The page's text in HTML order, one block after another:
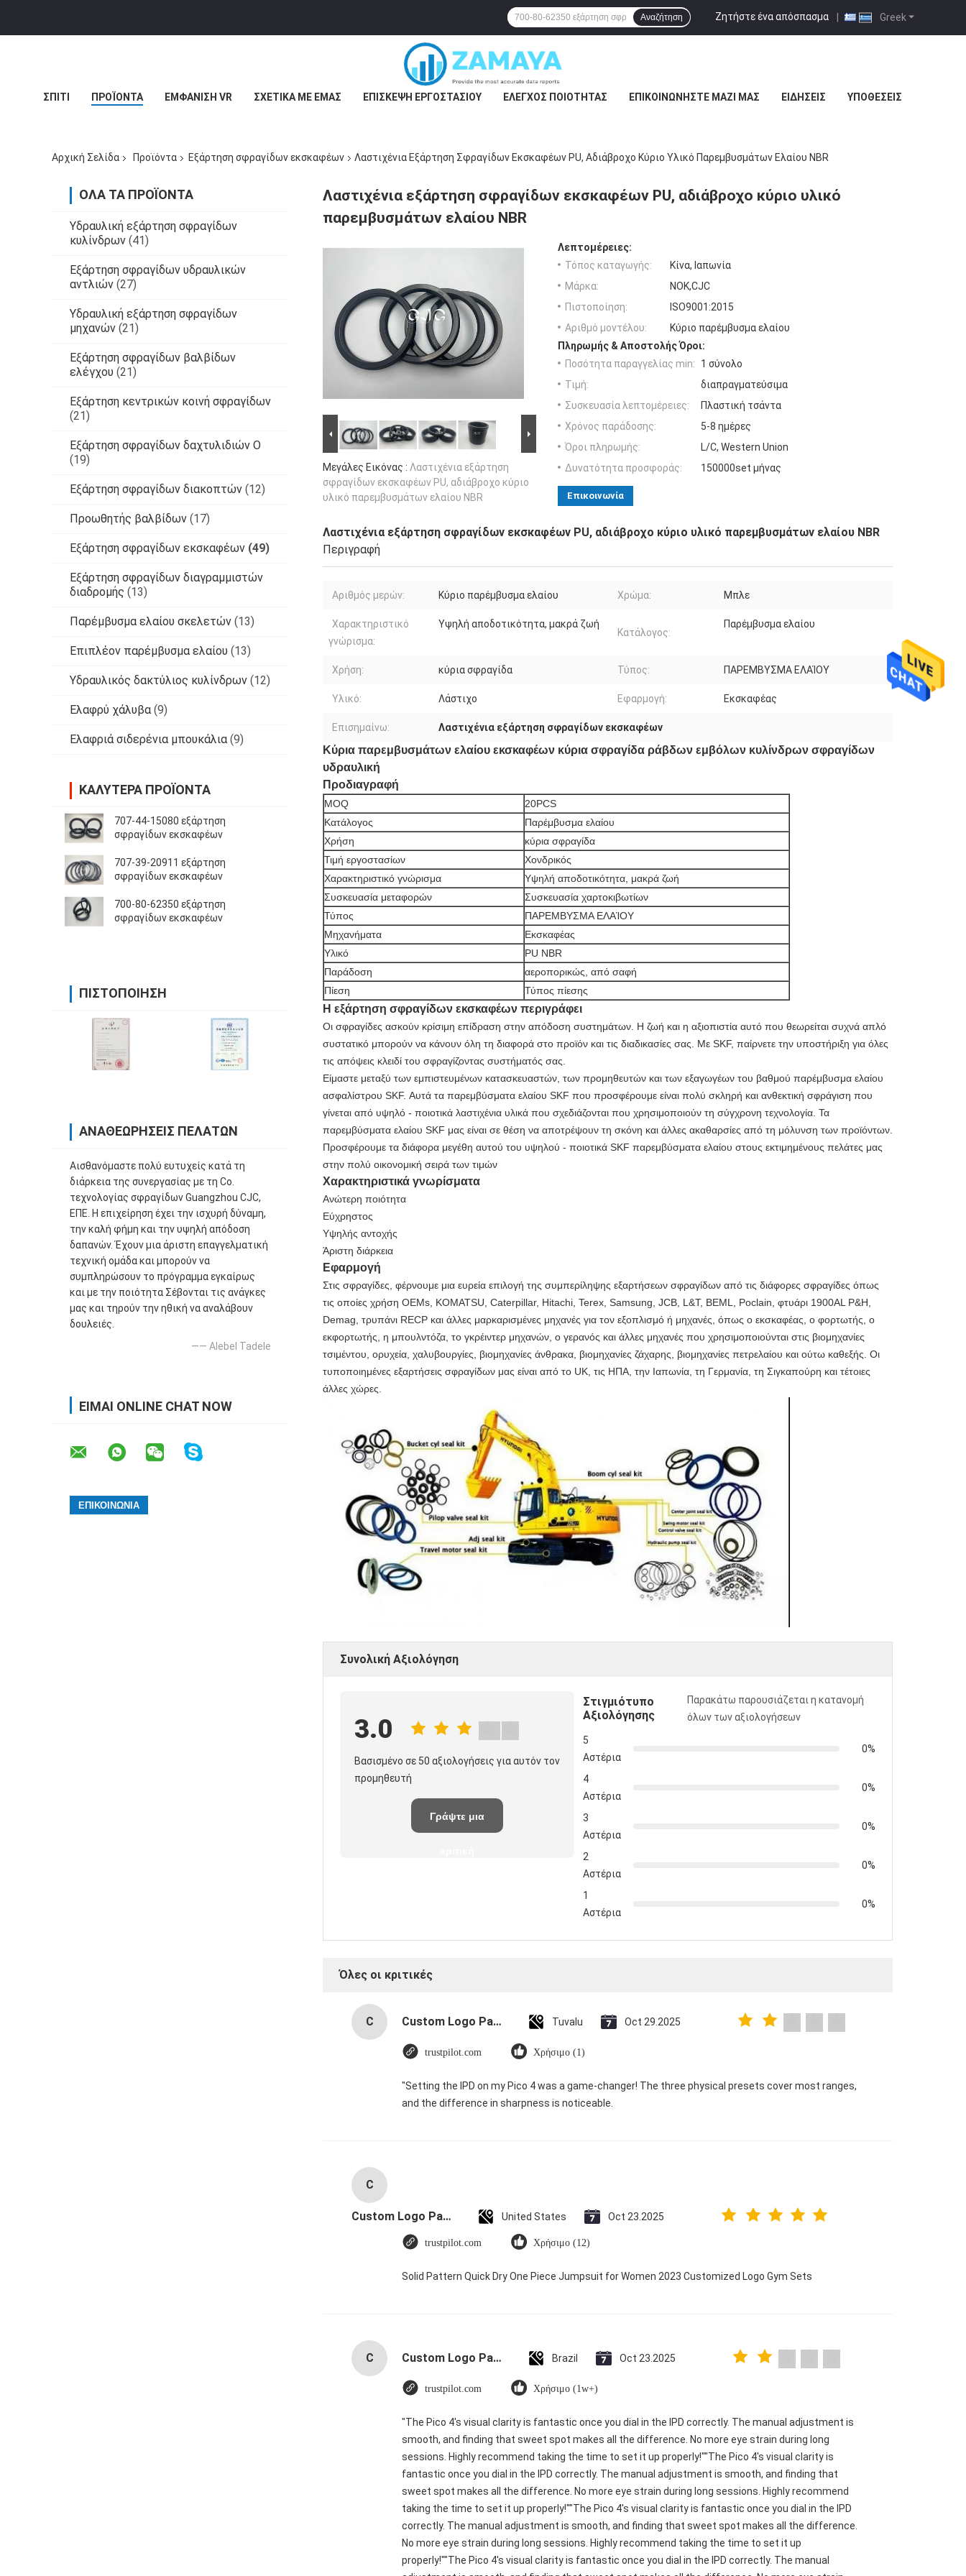
Greek
Ζητήστε ένα απόσπασμα |
Αναζήτηση
ΣΠΊΤΙ ΠΡΟΪΌΝΤΑ ΕΜΦΆΝΙΣΗ VR ΣΧΕΤΙΚΆ ΜΕ ΕΜΆΣ ΕΠΙΣΚΕΨΉ ΕΡΓΟΣΤΑΣΊΟΥ ΈΛΕΓΧΟΣ ΠΟΙΌΤΗΤΑΣ ΕΠΙΚΟΙΝΩΝΉΣΤΕ ΜΑΖΊ ΜΑΣ ΕΙΔΉΣΕΙΣ ΥΠΟΘΈΣΕΙΣ
Αρχική Σελίδα Προϊόντα Εξάρτηση σφραγίδων εκσκαφέων Λαστιχένια Εξάρτηση Σφραγίδων Εκσκαφέων PU, Αδιάβροχο Κύριο Υλικό Παρεμβυσμάτων Ελαίου NBR
ΌΛΑ ΤΑ ΠΡΟΪΌΝΤΑ
Υδραυλική εξάρτηση σφραγίδων
κυλίνδρων (41)
Εξάρτηση σφραγίδων υδραυλικών
αντλιών (27)
Υδραυλική εξάρτηση σφραγίδων
μηχανών (21)
Εξάρτηση σφραγίδων βαλβίδων
ελέγχου (21)
Εξάρτηση κεντρικών κοινή σφραγίδων
(21)
Εξάρτηση σφραγίδων δαχτυλιδιών Ο
(19)
Εξάρτηση σφραγίδων διακοπτών (12)
Προωθητής βαλβίδων (17)
Εξάρτηση σφραγίδων εκσκαφέων (49)
Εξάρτηση σφραγίδων διαγραμμιστών
διαδρομής (13)
Παρέμβυσμα ελαίου σκελετών (13)
Επιπλέον παρέμβυσμα ελαίου (13)
Υδραυλικός δακτύλιος κυλίνδρων (12)
Ελαφρύ χάλυβα (9)
Ελαφριά σιδερένια μπουκάλια (9)
ΚΑΛΎΤΕΡΑ ΠΡΟΪΌΝΤΑ
707-44-15080 εξάρτηση
σφραγίδων εκσκαφέων
707-39-20911 εξάρτηση
σφραγίδων εκσκαφέων
700-80-62350 εξάρτηση
σφραγίδων εκσκαφέων
ΠΙΣΤΟΠΟΊΗΣΗ
ΑΝΑΘΕΩΡΉΣΕΙΣ ΠΕΛΑΤΏΝ
Αισθανόμαστε πολύ ευτυχείς κατά τη
διάρκεια της συνεργασίας με τη Co.
τεχνολογίας σφραγίδων Guangzhou CJC,
ΕΠΕ. Η επιχείρηση έχει την ισχυρή δύναμη,
την καλή φήμη και την υψηλή απόδοση
δαπανών. Έχουν μια άριστη επαγγελματική
τεχνική ομάδα και μπορούν να
συμπληρώσουν το πρόγραμμα εγκαίρως
και με την ποιότητα Σέβονται τις ανάγκες
μας και τηρούν την ηθική να αναλάβουν
δουλειές.
—— Alebel Tadele
ΕΊΜΑΙ ONLINE CHAT NOW
Λαστιχένια εξάρτηση σφραγίδων εκσκαφέων PU, αδιάβροχο κύριο υλικό
παρεμβυσμάτων ελαίου NBR
Μεγάλες Εικόνας : Λαστιχένια εξάρτηση
σφραγίδων εκσκαφέων PU, αδιάβροχο κύριο
υλικό παρεμβυσμάτων ελαίου NBR
Λεπτομέρειες:
Τόπος καταγωγής:
Κίνα, Ιαπωνία
Μάρκα:
NOK,CJC
Πιστοποίηση:
ISO9001:2015
Αριθμό μοντέλου:
Κύριο παρέμβυσμα ελαίου
Πληρωμής & Αποστολής Όροι:
Ποσότητα παραγγελίας min:
1 σύνολο
Τιμή:
διαπραγματεύσιμα
Συσκευασία λεπτομέρειες:
Πλαστική τσάντα
Χρόνος παράδοσης:
5-8 ημέρες
Όροι πληρωμής:
L/C, Western Union
Δυνατότητα προσφοράς:
150000set μήνας
Επικοινωνία
Λαστιχένια εξάρτηση σφραγίδων εκσκαφέων PU, αδιάβροχο κύριο υλικό παρεμβυσμάτων ελαίου NBR
Περιγραφή
Αριθμός μερών: Κύριο παρέμβυσμα ελαίου Χρώμα: Μπλε
Χαρακτηριστικό
γνώρισμα:
Υψηλή αποδοτικότητα, μακρά ζωή
Κατάλογος:
Παρέμβυσμα ελαίου
Χρήση: κύρια σφραγίδα Τύπος: ΠΑΡΕΜΒΥΣΜΑ ΕΛΑΊΟΥ
Υλικό: Λάστιχο Εφαρμογή: Εκσκαφέας
Επισημαίνω: Λαστιχένια εξάρτηση σφραγίδων εκσκαφέων
Κύρια παρεμβυσμάτων ελαίου εκσκαφέων κύρια σφραγίδα ράβδων εμβόλων κυλίνδρων σφραγίδων
υδραυλική
Προδιαγραφή
MOQ
20PCS
Κατάλογος
Παρέμβυσμα ελαίου
Χρήση
κύρια σφραγίδα
Τιμή εργοστασίων
Χονδρικός
Χαρακτηριστικό γνώρισμα
Υψηλή αποδοτικότητα, μακρά ζωή
Συσκευασία μεταφορών
Συσκευασία χαρτοκιβωτίων
Τύπος
ΠΑΡΕΜΒΥΣΜΑ ΕΛΑΊΟΥ
Μηχανήματα
Εκσκαφέας
Υλικό
PU NBR
Παράδοση
αεροπορικώς, από σαφή
Πίεση
Τύπος πίεσης
Η εξάρτηση σφραγίδων εκσκαφέων περιγράφει
Οι σφραγίδες ασκούν κρίσιμη επίδραση στην απόδοση συστημάτων. Η ζωή και η αξιοπιστία αυτό που θεωρείται συχνά απλό
συστατικό μπορούν να κάνουν όλη τη διαφορά στο προϊόν και τις διαδικασίες σας. Με SKF, παίρνετε την υποστήριξη για όλες
τις απόψεις κλειδί του σφραγίζοντας συστήματός σας.
Είμαστε μεταξύ των εμπιστευμένων κατασκευαστών, των προμηθευτών και των εξαγωγέων του βαθμού παρέμβυσμα ελαίου
ασφαλίστρου SKF. Αυτά τα παρεμβύσματα ελαίου SKF που προσφέρουμε είναι πολύ σκληρή και ανθεκτική σφράγιση που
γίνεται από υψηλό - ποιοτικά λαστιχένια υλικά που σχεδιάζονται που χρησιμοποιούν τη σύγχρονη τεχνολογία. Τα
παρεμβύσματα ελαίου SKF μας είναι σε θέση να αποτρέψουν τη σκόνη και άλλες ακαθαρσίες από τη μόλυνση των προϊόντων.
Προσφέρουμε τα διάφορα μεγέθη αυτού του υψηλού - ποιοτικά SKF παρεμβύσματα ελαίου στους εκτιμημένους πελάτες μας
στην πολύ οικονομική σειρά των τιμών
Χαρακτηριστικά γνωρίσματα
Ανώτερη ποιότητα
Εύχρηστος
Υψηλής αντοχής
Άριστη διάρκεια
Εφαρμογή
Στις σφραγίδες, φέρνουμε μια ευρεία επιλογή της συμπερίληψης εξαρτήσεων σφραγίδων από τις διάφορες σφραγίδες όπως
τις οποίες χρήση OEMs, KOMATSU, Caterpillar, Hitachi, Terex, Samsung, JCB, L&T, BEML, Poclain, φτυάρι 1900AL P&H,
Demag, τρυπάνι RECP και άλλες μαρκαρισμένες μηχανές για τον εξοπλισμό ή μηχανές, όπως ο εκσκαφέας, ο φορτωτής, ο
εκφορτωτής, η μπουλντόζα, το γκρέιντερ μηχανών, ο γερανός και άλλες μηχανές που χρησιμοποιούνται στις βιομηχανίες
τσιμέντου, ορυχεία, χαλυβουργίες, βιομηχανίες άνθρακα, βιομηχανίες ζάχαρης, βιομηχανίες πετρελαίου και ούτω καθεξής. Οι
τυποποιημένες εξαρτήσεις σφραγίδων μας είναι από το UK, τις ΗΠΑ, την Ιαπωνία, τη Γερμανία, τη Σιγκαπούρη και τέτοιες
άλλες χώρες.
Συνολική Αξιολόγηση
3.0
Βασισμένο σε 50 αξιολογήσεις για αυτόν τον
προμηθευτή
Γράψτε μια
Στιγμιότυπο
Αξιολόγησης
Παρακάτω παρουσιάζεται η κατανομή
όλων των αξιολογήσεων
5
Αστέρια
0%
4
Αστέρια
0%
3
Αστέρια
0%
2
Αστέρια
0%
1
Αστέρια
0%
Όλες οι κριτικές
C Custom Logo Paper Cardboard Packing Folding White / Black / Rose Gold Luxury Magnetic Gift Box with Ribbon Closure Tuvalu Oct 29.2025
trustpilot.com Χρήσιμο (1)
"Setting the IPD on my Pico 4 was a game-changer! The three physical presets cover most ranges,
and the difference in sharpness is noticeable.
C
Custom Logo Paper Cardboard Packing Folding White / Black / Rose Gold Luxury Magnetic Gift Box with Ribbon Closure United States Oct 23.2025
trustpilot.com Χρήσιμο (12)
Solid Pattern Quick Dry One Piece Jumpsuit for Women 2023 Customized Logo Gym Sets
C Custom Logo Paper Cardboard Packing Folding White / Black / Rose Gold Luxury Magnetic Gift Box with Ribbon Closure Brazil Oct 23.2025
trustpilot.com Χρήσιμο (1w+)
"The Pico 4's visual clarity is fantastic once you dial in the IPD correctly. The manual adjustment is
smooth, and finding that sweet spot makes all the difference. No more eye strain during long
sessions. Highly recommend taking the time to set it up properly!""The Pico 4's visual clarity is
fantastic once you dial in the IPD correctly. The manual adjustment is smooth, and finding that
sweet spot makes all the difference. No more eye strain during long sessions. Highly recommend
taking the time to set it up properly!""The Pico 4's visual clarity is fantastic once you dial in the IPD
correctly. The manual adjustment is smooth, and finding that sweet spot makes all the difference.
No more eye strain during long sessions. Highly recommend taking the time to set it up
properly!""The Pico 4's visual clarity is fantastic once you dial in the IPD correctly. The manual